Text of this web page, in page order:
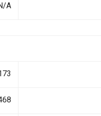
A
173
468